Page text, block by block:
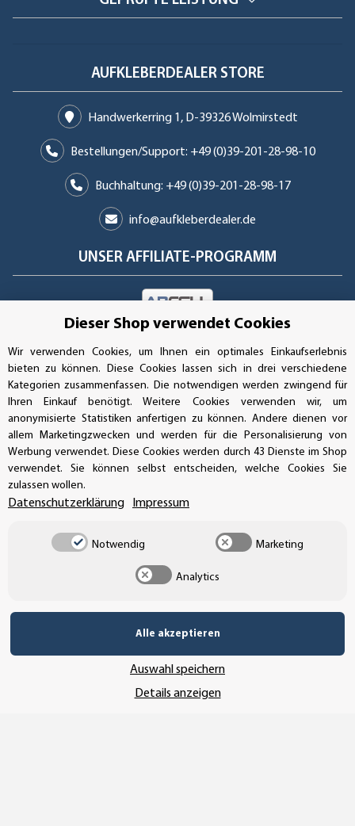
AUFKLEBERDEALER STORE
Handwerkerring 1, D-39326 Wolmirstedt
Bestellungen/Support: +49 (0)39-201-28-98-10
Buchhaltung: +49 (0)39-201-28-98-17
info@aufkleberdealer.de
UNSER AFFILIATE-PROGRAMM
UNSERE ZAHLUNGSARTEN*
SSL-Verschlüsselung
UNSER VERSANDDIENSTLEISTER
Vertrag widerrufen
Dieser Shop verwendet Cookies
Wir verwenden Cookies, um Ihnen ein optimales Einkaufserlebnis
bieten zu können. Diese Cookies lassen sich in drei verschiedene
Kategorien zusammenfassen. Die notwendigen werden zwingend für
Ihren Einkauf benötigt. Weitere Cookies verwenden wir, um
anonymisierte Statistiken anfertigen zu können. Andere dienen vor
allem Marketingzwecken und werden für die Personalisierung von
Werbung verwendet. Diese Cookies werden durch 43 Dienste im Shop
verwendet. Sie können selbst entscheiden, welche Cookies Sie
zulassen wollen.
Datenschutzerklärung Impressum
Notwendig Marketing
Analytics
Alle akzeptieren
Auswahl speichern
Details anzeigen